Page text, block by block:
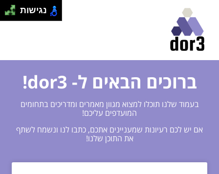
ברוכים הבאים ל- dor3!
בעמוד שלנו תוכלו למצוא מגוון מאמרים ומדריכים בתחומים
המועדפים עליכם!
אם יש לכם רעיונות שמעניינים אתכם, כתבו לנו ונשמח לשתף
את התוכן שלנו!
נגישות